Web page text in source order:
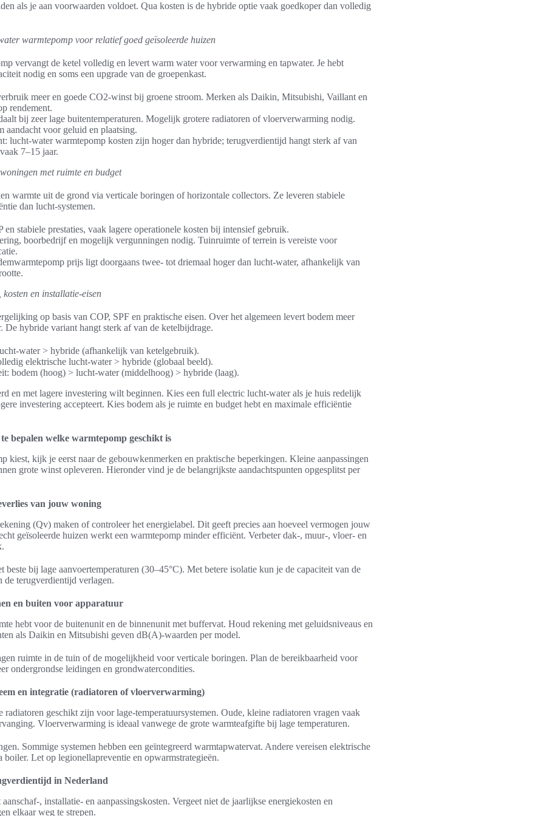
als je aan voorwaarden voldoet. Qua kosten is de hybride optie vaak goedkoper dan volledig
warmtepomp voor relatief goed geïsoleerde huizen
vervangt de ketel volledig en levert warm water voor verwarming en tapwater. Je hebt
nodig en soms een upgrade van de groepenkast.
meer en goede CO2-winst bij groene stroom. Merken als Daikin, Mitsubishi, Vaillant en
rendement.
bij zeer lage buitentemperaturen. Mogelijk grotere radiatoren of vloerverwarming nodig.
aandacht voor geluid en plaatsing.
lucht-water warmtepomp kosten zijn hoger dan hybride; terugverdientijd hangt sterk af van
7–15 jaar.
met ruimte en budget
warmte uit de grond via verticale boringen of horizontale collectors. Ze leveren stabiele
dan lucht-systemen.
en stabiele prestaties, vaak lagere operationele kosten bij intensief gebruik.
boorbedrijf en mogelijk vergunningen nodig. Tuinruimte of terrein is vereiste voor
prijs ligt doorgaans twee- tot driemaal hoger dan lucht-water, afhankelijk van
en installatie-eisen
op basis van COP, SPF en praktische eisen. Over het algemeen levert bodem meer
De hybride variant hangt sterk af van de ketelbijdrage.
water > hybride (afhankelijk van ketelgebruik).
elektrische lucht-water > hybride (globaal beeld).
bodem (hoog) > lucht-water (middelhoog) > hybride (laag).
en met lagere investering wilt beginnen. Kies een full electric lucht-water als je huis redelijk
investering accepteert. Kies bodem als je ruimte en budget hebt en maximale efficiëntie
bepalen welke warmtepomp geschikt is
kiest, kijk je eerst naar de gebouwkenmerken en praktische beperkingen. Kleine aanpassingen
grote winst opleveren. Hieronder vind je de belangrijkste aandachtspunten opgesplitst per
van jouw woning
(Qv) maken of controleer het energielabel. Dit geeft precies aan hoeveel vermogen jouw
geïsoleerde huizen werkt een warmtepomp minder efficiënt. Verbeter dak-, muur-, vloer- en
beste bij lage aanvoertemperaturen (30–45°C). Met betere isolatie kun je de capaciteit van de
de terugverdientijd verlagen.
en buiten voor apparatuur
hebt voor de buitenunit en de binnenunit met buffervat. Houd rekening met geluidsniveaus en
als Daikin en Mitsubishi geven dB(A)-waarden per model.
ruimte in de tuin of de mogelijkheid voor verticale boringen. Plan de bereikbaarheid voor
ondergrondse leidingen en grondwatercondities.
en integratie (radiatoren of vloerverwarming)
geschikt zijn voor lage-temperatuursystemen. Oude, kleine radiatoren vragen vaak
Vloerverwarming is ideaal vanwege de grote warmteafgifte bij lage temperaturen.
Sommige systemen hebben een geïntegreerd warmtapwatervat. Andere vereisen elektrische
Let op legionellapreventie en opwarmstrategieën.
in Nederland
, installatie- en aanpassingskosten. Vergeet niet de jaarlijkse energiekosten en
elkaar weg te strepen.